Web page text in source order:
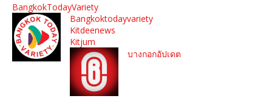
BangkokTodayVariety
Bangkoktodayvariety
Kitdeenews
Kitjum
บางกอกอัปเดต